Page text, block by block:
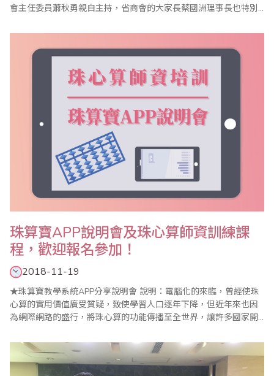
會主任委員蕭秋勇親自主持，省商會的大家長蔡國洲理事長也特別
行委員及珠算心算聯合測試考區主任共同參與，討論2019年珠算推
廣計畫，並研討珠算未來發展方向。 蕭副理事長首先在致詞中表
示，珠算發展從過往的商業計算功..
珠算寶APP說明會及珠心算師資訓練課
程，歡迎報名參加！
2018-11-19
★珠算寶教學系統APP分享說明會 說明：電腦化的來臨，曾經使珠
心算的實用價值廣受質疑，致使學習人口逐年下降，但近年來也因
為網際網路的盛行，將珠心算的功能傳播至全世界，讓許多國家開
學者研發珠心算結合計算功能的遊戲軟件來輔助傳統教學模式，無
論對老師、學生及整個大環境而言，這都是很好的發展。 當前教學
型態已趨小班、混班且幼齡化，老師的..